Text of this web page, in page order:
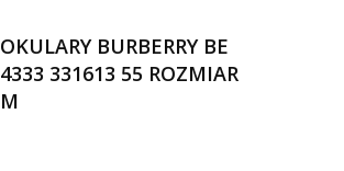
OKULARY BURBERRY BE
4333 331613 55 ROZMIAR
M